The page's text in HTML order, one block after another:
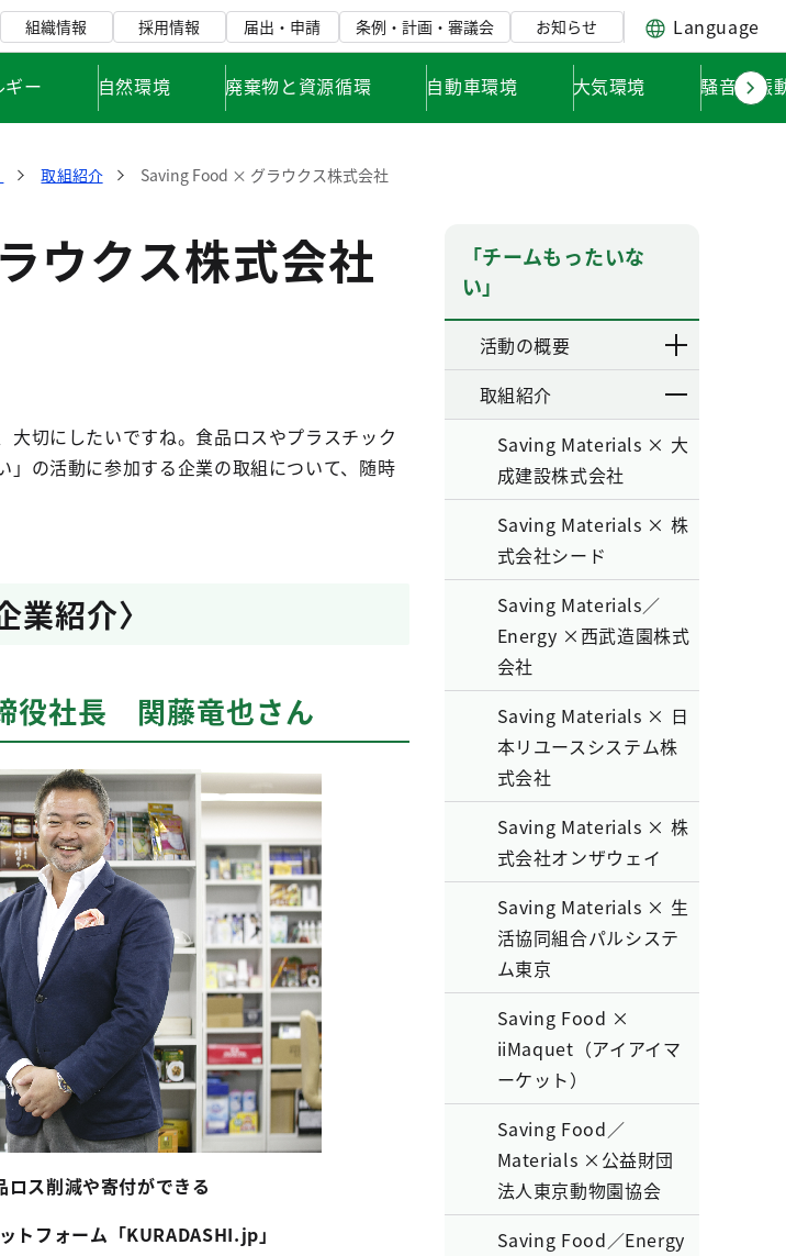
組織情報 採用情報 届出・申請 条例・計画・審議会 お知らせ Language
ー 自然環境 廃棄物と資源循環 自動車環境 大気環境 騒音・振
取組紹介 Saving Food × グラウクス株式会社
クス株式会社
切にしたいですね。食品ロスやプラスチック
の活動に参加する企業の取組について、随時
業紹介〉
役社長 関藤竜也さん
ス削減や寄付ができる
トフォーム「KURADASHI.jp」
「チームもったいな
い」
活動の概要
取組紹介
Saving Materials × 大
成建設株式会社
Saving Materials × 株
式会社シード
Saving Materials／
Energy ×西武造園株式
会社
Saving Materials × 日
本リユースシステム株
式会社
Saving Materials × 株
式会社オンザウェイ
Saving Materials × 生
活協同組合パルシステ
ム東京
Saving Food ×
iiMaquet（アイアイマ
ーケット）
Saving Food／
Materials ×公益財団
法人東京動物園協会
Saving Food／Energy